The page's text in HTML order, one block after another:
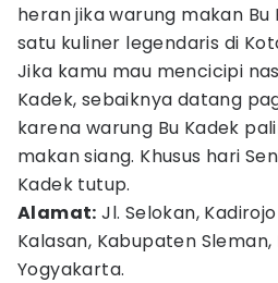
heran jika warung makan Bu
satu kuliner legendaris di
Jika kamu mau mencicipi
Kadek, sebaiknya datang
karena warung Bu Kadek
makan siang. Khusus hari
Kadek tutup.
Alamat: Jl. Selokan,
Kalasan, Kabupaten
Yogyakarta.